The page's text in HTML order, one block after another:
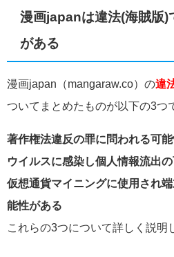
漫画japanは違法(海賊版)
がある
漫画japan（mangaraw.co）の違
ついてまとめたものが以下の3つ
著作権法違反の罪に問われる可
ウイルスに感染し個人情報流出
仮想通貨マイニングに使用され
能性がある
これらの3つについて詳しく説明